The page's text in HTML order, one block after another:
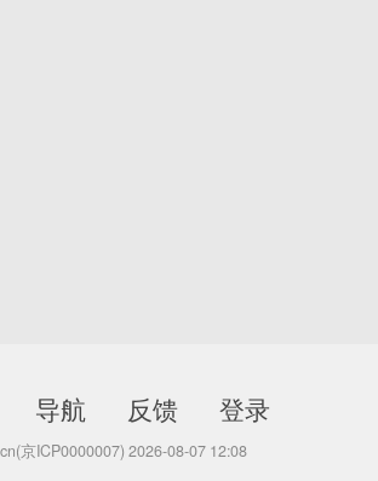
导航 反馈 登录
京ICP0000007) 2026-08-07 12:08